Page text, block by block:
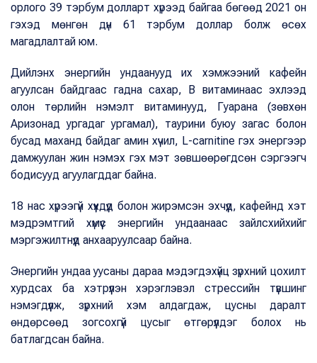
орлого 39 тэрбум долларт хүрээд байгаа бөгөөд 2021 он
гэхэд мөнгөн дүн 61 тэрбум доллар болж өсөх
магадлалтай юм.
Дийлэнх энергийн ундаанууд их хэмжээний кафейн
агуулсан байдгаас гадна сахар, B витаминаас эхлээд
олон төрлийн нэмэлт витаминууд, Гуарана (зөвхөн
Аризонад ургадаг ургамал), таурини буюу загас болон
бусад маханд байдаг амин хүчил, L-carnitine гэх энергээр
дамжуулан жин нэмэх гэх мэт зөвшөөрөгдсөн сэргээгч
бодисууд агуулагддаг байна.
18 нас хүрээгүй хүүхдүүд болон жирэмсэн эхчүүд, кафейнд хэт
мэдрэмтгий хүмүүс энергийн ундаанаас зайлсхийхийг
мэргэжилтнүүд анхааруулсаар байна.
Энергийн ундаа уусаны дараа мэдэгдэхүйц зүрхний цохилт
хурдсах ба хэтрүүлэн хэрэглэвэл стрессийн түвшинг
нэмэгдүүлж, зүрхний хэм алдагдаж, цусны даралт
өндөрсөөд зогсохгүй цусыг өтгөрүүлдэг болох нь
батлагдсан байна.